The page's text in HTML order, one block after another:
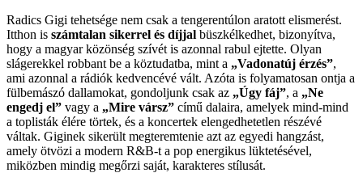
Radics Gigi tehetsége nem csak a tengerentúlon aratott elismerést.
Itthon is számtalan sikerrel és díjjal büszkélkedhet, bizonyítva,
hogy a magyar közönség szívét is azonnal rabul ejtette. Olyan
slágerekkel robbant be a köztudatba, mint a „Vadonatúj érzés”,
ami azonnal a rádiók kedvencévé vált. Azóta is folyamatosan ontja a
fülbemászó dallamokat, gondoljunk csak az „Úgy fáj”, a „Ne
engedj el” vagy a „Mire vársz” című dalaira, amelyek mind-mind
a toplisták élére törtek, és a koncertek elengedhetetlen részévé
váltak. Giginek sikerült megteremtenie azt az egyedi hangzást,
amely ötvözi a modern R&B-t a pop energikus lüktetésével,
miközben mindig megőrzi saját, karakteres stílusát.